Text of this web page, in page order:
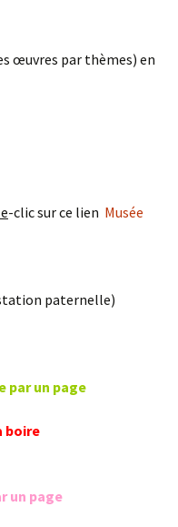
œuvres par thèmes) en
-clic sur ce lien Musée
paternelle)
par un page
boire
un page